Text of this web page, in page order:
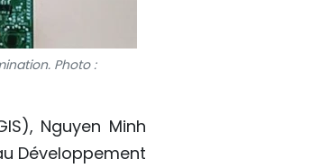
Photo :
Nguyen Minh
Développement